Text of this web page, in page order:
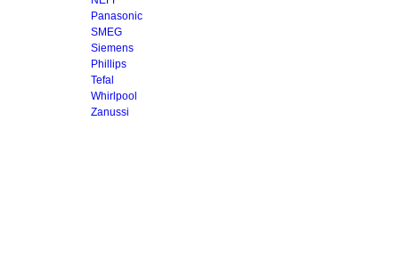
Panasonic
SMEG
Siemens
Phillips
Tefal
Whirlpool
Zanussi